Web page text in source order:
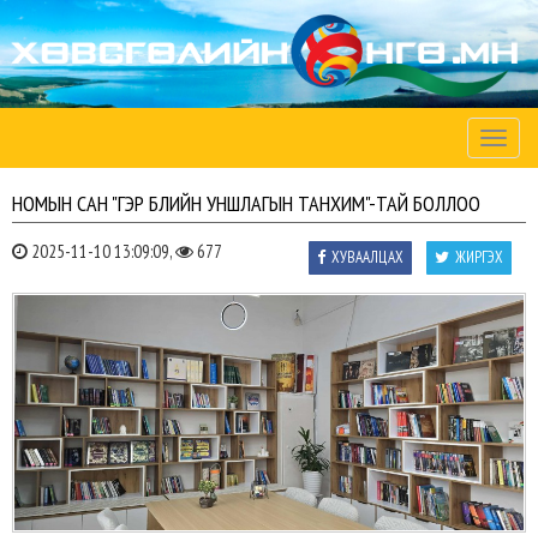
Toggle
НОМЫН САН "ГЭР БҮЛИЙН УНШЛАГЫН ТАНХИМ"-ТАЙ БОЛЛОО
2025-11-10 13:09:09, 677 ЖИРГЭХ
ХУВААЛЦАХ